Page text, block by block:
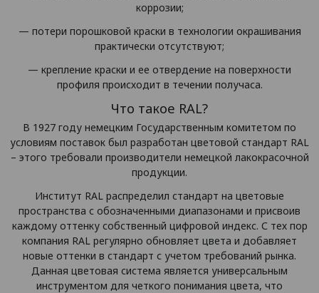
коррозии;
— потери порошковой краски в технологии окрашивания
практически отсутствуют;
— крепление краски и ее отвердение на поверхности
профиля происходит в течении получаса.
Что такое RAL?
В 1927 году немецким Государственным комитетом по
условиям поставок был разработан цветовой стандарт RAL
– этого требовали производители немецкой лакокрасочной
продукции.
Институт RAL распределил стандарт на цветовые
пространства с обозначенными диапазонами и присвоив
каждому оттенку собственный цифровой индекс. С тех пор
компания RAL регулярно обновляет цвета и добавляет
новые оттенки в стандарт с учетом требований рынка.
Данная цветовая система является универсальным
инструментом для четкого понимания цвета, что